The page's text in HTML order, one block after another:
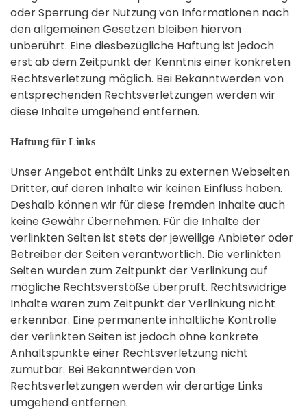
oder Sperrung der Nutzung von Informationen nach
den allgemeinen Gesetzen bleiben hiervon
unberührt. Eine diesbezügliche Haftung ist jedoch
erst ab dem Zeitpunkt der Kenntnis einer konkreten
Rechtsverletzung möglich. Bei Bekanntwerden von
entsprechenden Rechtsverletzungen werden wir
diese Inhalte umgehend entfernen.
Haftung für Links
Unser Angebot enthält Links zu externen Webseiten
Dritter, auf deren Inhalte wir keinen Einfluss haben.
Deshalb können wir für diese fremden Inhalte auch
keine Gewähr übernehmen. Für die Inhalte der
verlinkten Seiten ist stets der jeweilige Anbieter oder
Betreiber der Seiten verantwortlich. Die verlinkten
Seiten wurden zum Zeitpunkt der Verlinkung auf
mögliche Rechtsverstöße überprüft. Rechtswidrige
Inhalte waren zum Zeitpunkt der Verlinkung nicht
erkennbar. Eine permanente inhaltliche Kontrolle
der verlinkten Seiten ist jedoch ohne konkrete
Anhaltspunkte einer Rechtsverletzung nicht
zumutbar. Bei Bekanntwerden von
Rechtsverletzungen werden wir derartige Links
umgehend entfernen.